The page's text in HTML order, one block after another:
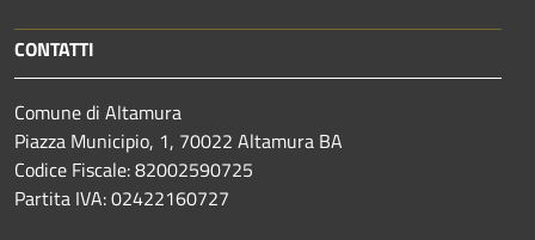
CONTATTI
Comune di Altamura
Piazza Municipio, 1, 70022 Altamura BA
Codice Fiscale: 82002590725
Partita IVA: 02422160727